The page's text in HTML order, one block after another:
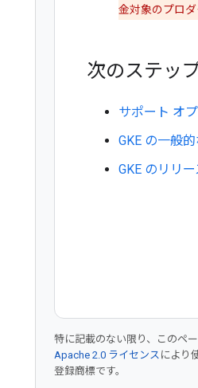
金対象のプロダ
次のステッ
サポート オ
GKE の一般
GKE のリリ
特に記載のない限り、このペ
Apache 2.0 ライセンス により
登録商標です。